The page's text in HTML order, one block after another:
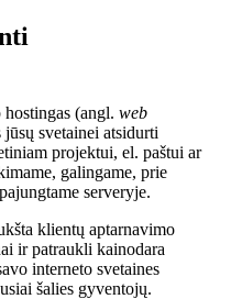
(angl. web
svetainei atsidurti
projektui, el. paštui ar
galingame, prie
serveryje.
klientų aptarnavimo
ir patraukli kainodara
interneto svetaines
šalies gyventojų.